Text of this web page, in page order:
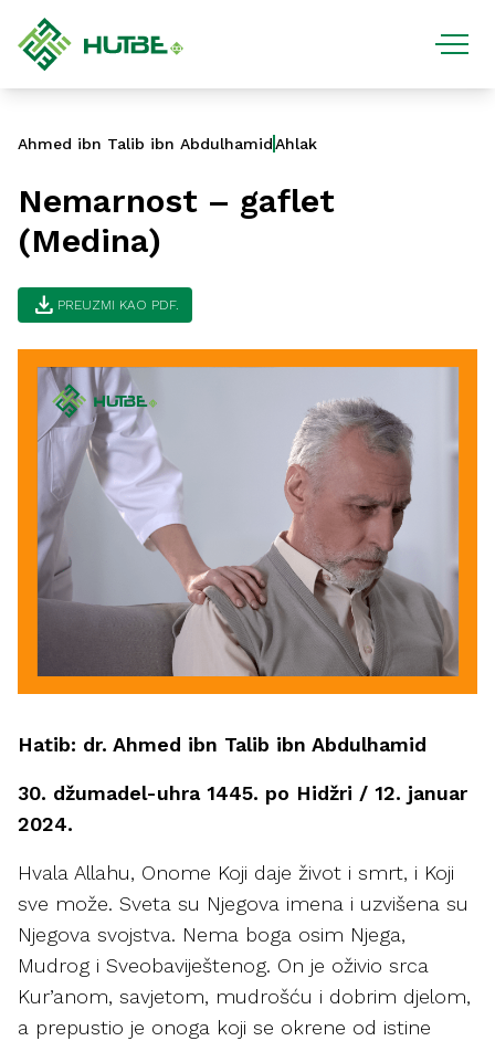
Ahmed ibn Talib ibn AbdulhamidAhlak
Nemarnost – gaflet
(Medina)
download PREUZMI KAO PDF.
Hatib: dr. Ahmed ibn Talib ibn Abdulhamid
30. džumadel-uhra 1445. po Hidžri / 12. januar
2024.
Hvala Allahu, Onome Koji daje život i smrt, i Koji
sve može. Sveta su Njegova imena i uzvišena su
Njegova svojstva. Nema boga osim Njega,
Mudrog i Sveobaviještenog. On je oživio srca
Kur’anom, savjetom, mudrošću i dobrim djelom,
a prepustio je onoga koji se okrene od istine